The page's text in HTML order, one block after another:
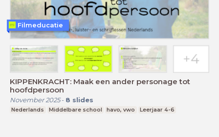
KIPPENKRACHT: Maak een ander personage tot
hoofdpersoon
November 2025- 8 slides
Nederlands Middelbare school havo, vwo Leerjaar 4-6
Filmeducatie